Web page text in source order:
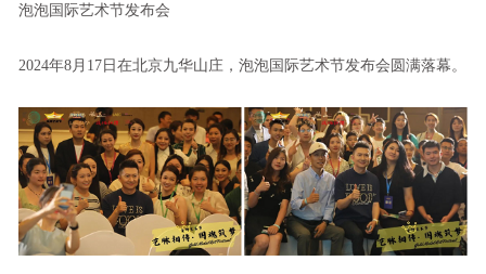
泡泡国际艺术节发布会
2024年8月17日在北京九华山庄，泡泡国际艺术节发布会圆满落幕。